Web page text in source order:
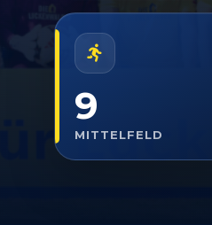
9
MITTELFELD